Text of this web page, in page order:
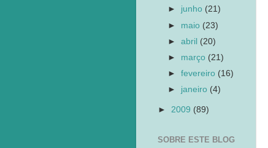
► junho (21)
► maio (23)
►abril (20)
► março (21)
►fevereiro (16)
► janeiro (4)
► 2009 (89)
SOBRE ESTE BLOG